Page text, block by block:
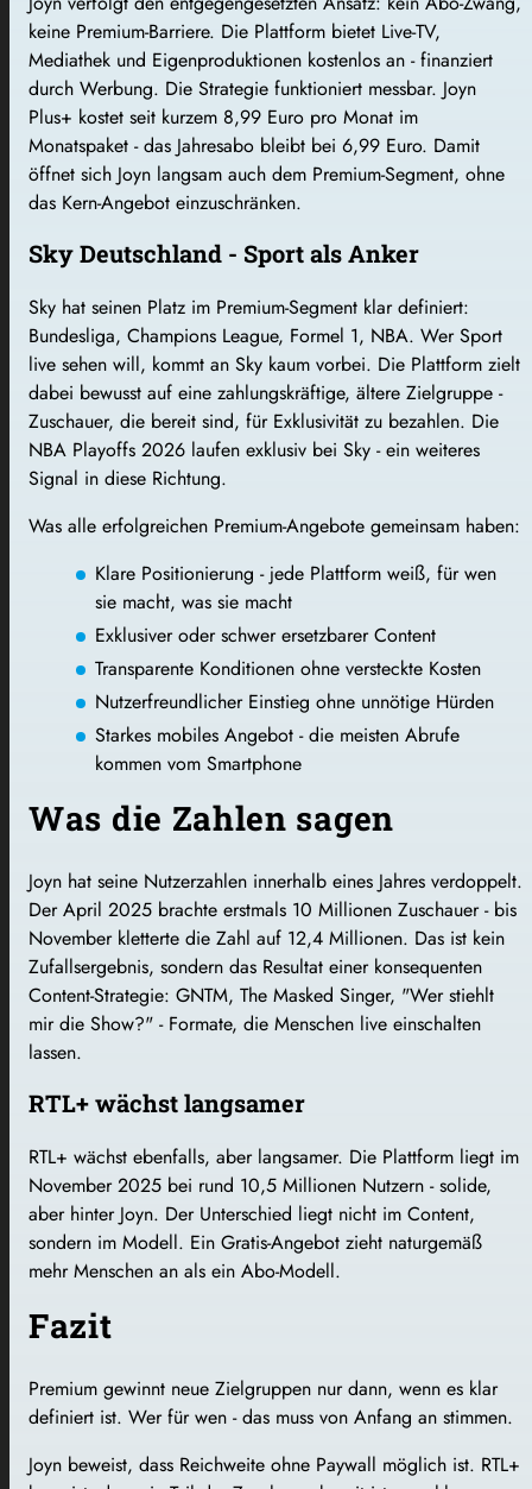
keine Premium-Barriere. Die Plattform bietet Live-TV,
Mediathek und Eigenproduktionen kostenlos an - finanziert
durch Werbung. Die Strategie funktioniert messbar. Joyn
Plus+ kostet seit kurzem 8,99 Euro pro Monat im
Monatspaket - das Jahresabo bleibt bei 6,99 Euro. Damit
öffnet sich Joyn langsam auch dem Premium-Segment, ohne
das Kern-Angebot einzuschränken.
Sky Deutschland - Sport als Anker
Sky hat seinen Platz im Premium-Segment klar definiert:
Bundesliga, Champions League, Formel 1, NBA. Wer Sport
live sehen will, kommt an Sky kaum vorbei. Die Plattform zielt
dabei bewusst auf eine zahlungskräftige, ältere Zielgruppe -
Zuschauer, die bereit sind, für Exklusivität zu bezahlen. Die
NBA Playoffs 2026 laufen exklusiv bei Sky - ein weiteres
Signal in diese Richtung.
Was alle erfolgreichen Premium-Angebote gemeinsam haben:
Klare Positionierung - jede Plattform weiß, für wen
sie macht, was sie macht
Exklusiver oder schwer ersetzbarer Content
Transparente Konditionen ohne versteckte Kosten
Nutzerfreundlicher Einstieg ohne unnötige Hürden
Starkes mobiles Angebot - die meisten Abrufe
kommen vom Smartphone
Was die Zahlen sagen
Joyn hat seine Nutzerzahlen innerhalb eines Jahres verdoppelt.
Der April 2025 brachte erstmals 10 Millionen Zuschauer - bis
November kletterte die Zahl auf 12,4 Millionen. Das ist kein
Zufallsergebnis, sondern das Resultat einer konsequenten
Content-Strategie: GNTM, The Masked Singer, "Wer stiehlt
mir die Show?" - Formate, die Menschen live einschalten
lassen.
RTL+ wächst langsamer
RTL+ wächst ebenfalls, aber langsamer. Die Plattform liegt im
November 2025 bei rund 10,5 Millionen Nutzern - solide,
aber hinter Joyn. Der Unterschied liegt nicht im Content,
sondern im Modell. Ein Gratis-Angebot zieht naturgemäß
mehr Menschen an als ein Abo-Modell.
Fazit
Premium gewinnt neue Zielgruppen nur dann, wenn es klar
definiert ist. Wer für wen - das muss von Anfang an stimmen.
Joyn beweist, dass Reichweite ohne Paywall möglich ist. RTL+